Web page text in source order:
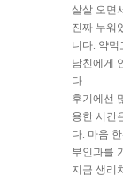
살살 오면
진짜 누워
니다. 약
남친에게
다.
후기에선
용한 시간
다. 마음
부인과를
지금 생리